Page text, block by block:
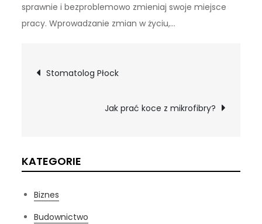
sprawnie i bezproblemowo zmieniaj swoje miejsce
pracy. Wprowadzanie zmian w życiu,…
Nawigacja
wpisu
Stomatolog Płock
Jak prać koce z mikrofibry?
KATEGORIE
Biznes
Budownictwo